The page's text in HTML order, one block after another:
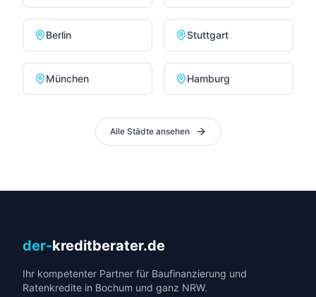
Berlin Stuttgart
München Hamburg
Alle Städte ansehen
der-kreditberater.de
Ihr kompetenter Partner für Baufinanzierung und
Ratenkredite in Bochum und ganz NRW.